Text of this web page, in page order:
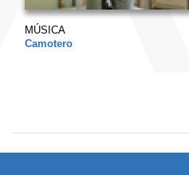
MÚSICA
Camotero